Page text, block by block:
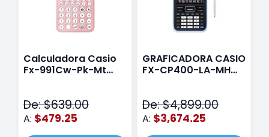
Calculadora Casio
Fx-991Cw-Pk-Mt
De: $639.00
A: $479.25
GRAFICADORA CASIO
FX-CP400-LA-MH
De: $4,899.00
A: $3,674.25